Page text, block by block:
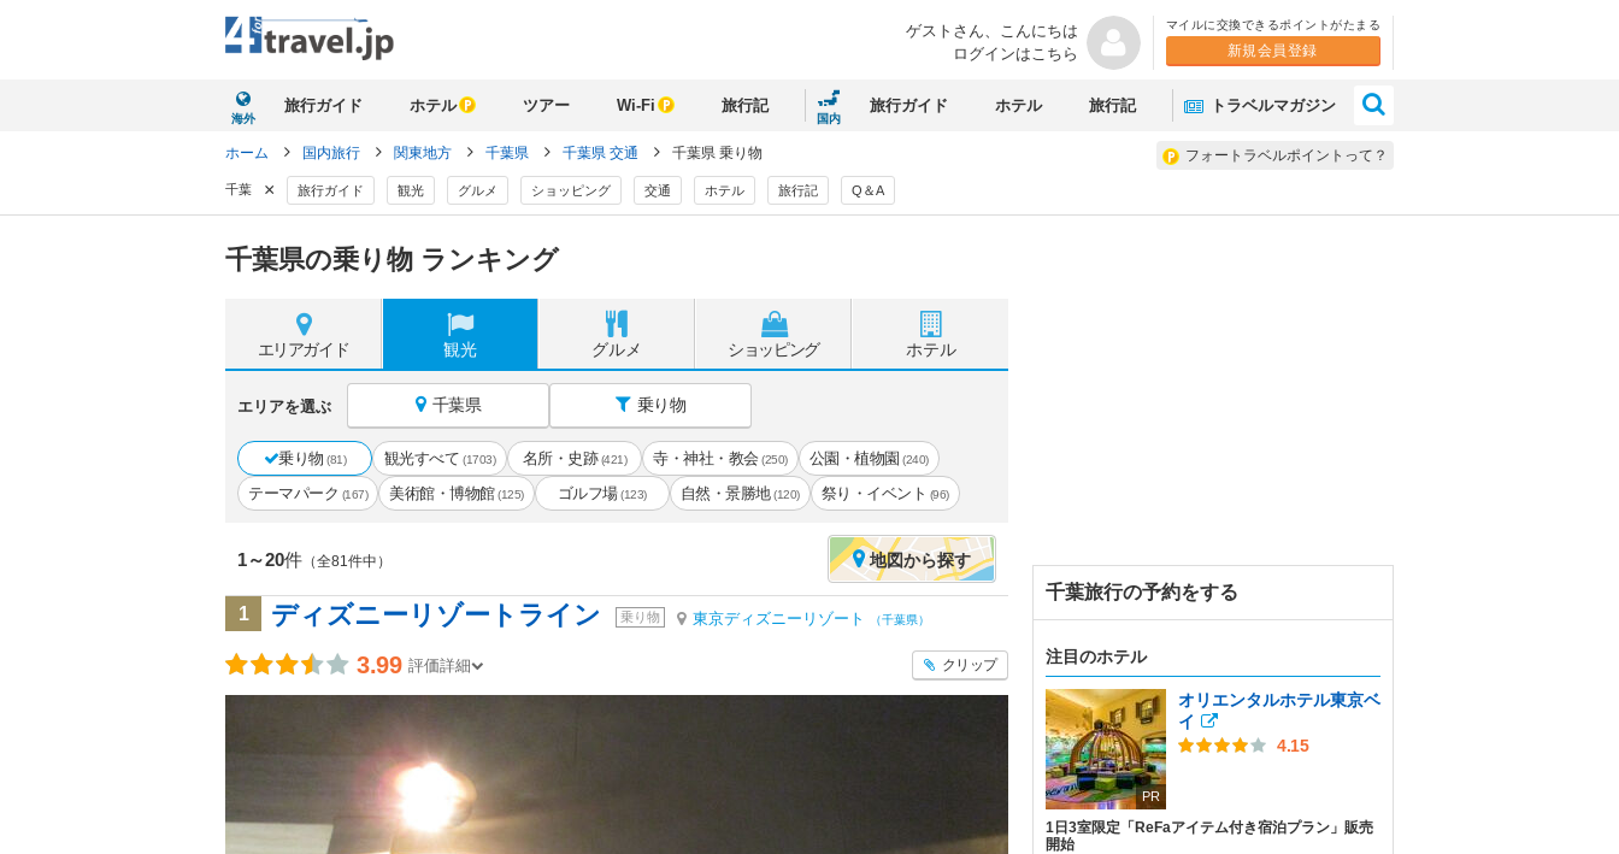
ゲストさん、 こんにちは
ログインはこちら
マイルに交換できるポイントがたまる
新規会員登録
海外
旅行ガイド ホテル ツアー Wi-Fi 旅行記
国内
旅行ガイド ホテル 旅行記 トラベルマガジン
フォートラベルポイントって？
ホーム 国内旅行 関東地方 千葉県 千葉県 交通 千葉県 乗り物
千葉 × 旅行ガイド 観光 グルメ ショッピング 交通 ホテル 旅行記 Q＆A
千葉県の乗り物 ランキング
エリアガイド 観光 グルメ ショッピング ホテル
エリアを選ぶ 千葉県 乗り物
乗り物 (81) 観光すべて (1703) 名所・史跡 (421) 寺・神社・教会 (250) 公園・植物園 (240)
テーマパーク (167) 美術館・博物館 (125) ゴルフ場 (123) 自然・景勝地 (120) 祭り・イベント (96)
1～20件 （全81件中） 地図から探す
1 ディズニーリゾートライン 乗り物 東京ディズニーリゾート （千葉県）
3.99 評価詳細 クリップ
千葉旅行の予約をする
注目のホテル
PR
オリエンタルホテル東京ベ
イ
4.15
1日3室限定「ReFaアイテム付き宿泊プラン」販売
開始